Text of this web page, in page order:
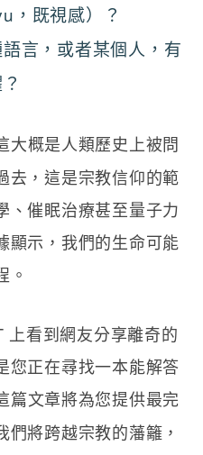
，既視感）？
言，或者某個人，有
大概是人類歷史上被問
去，這是宗教信仰的範
、催眠治療甚至量子力
顯示，我們的生命可能
。
看到網友分享離奇的
您正在尋找一本能解答
篇文章將為您提供最完
將跨越宗教的藩籬，